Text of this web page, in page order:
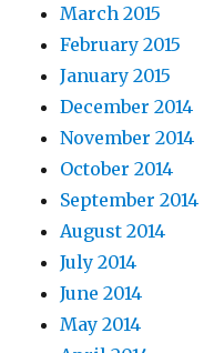
March 2015
February 2015
January 2015
December 2014
November 2014
October 2014
September 2014
August 2014
July 2014
June 2014
May 2014